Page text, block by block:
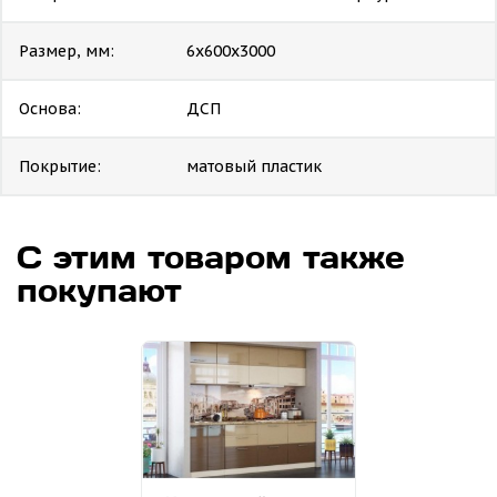
Размер, мм: 6х600х3000
Основа: ДСП
Покрытие: матовый пластик
С этим товаром также
покупают